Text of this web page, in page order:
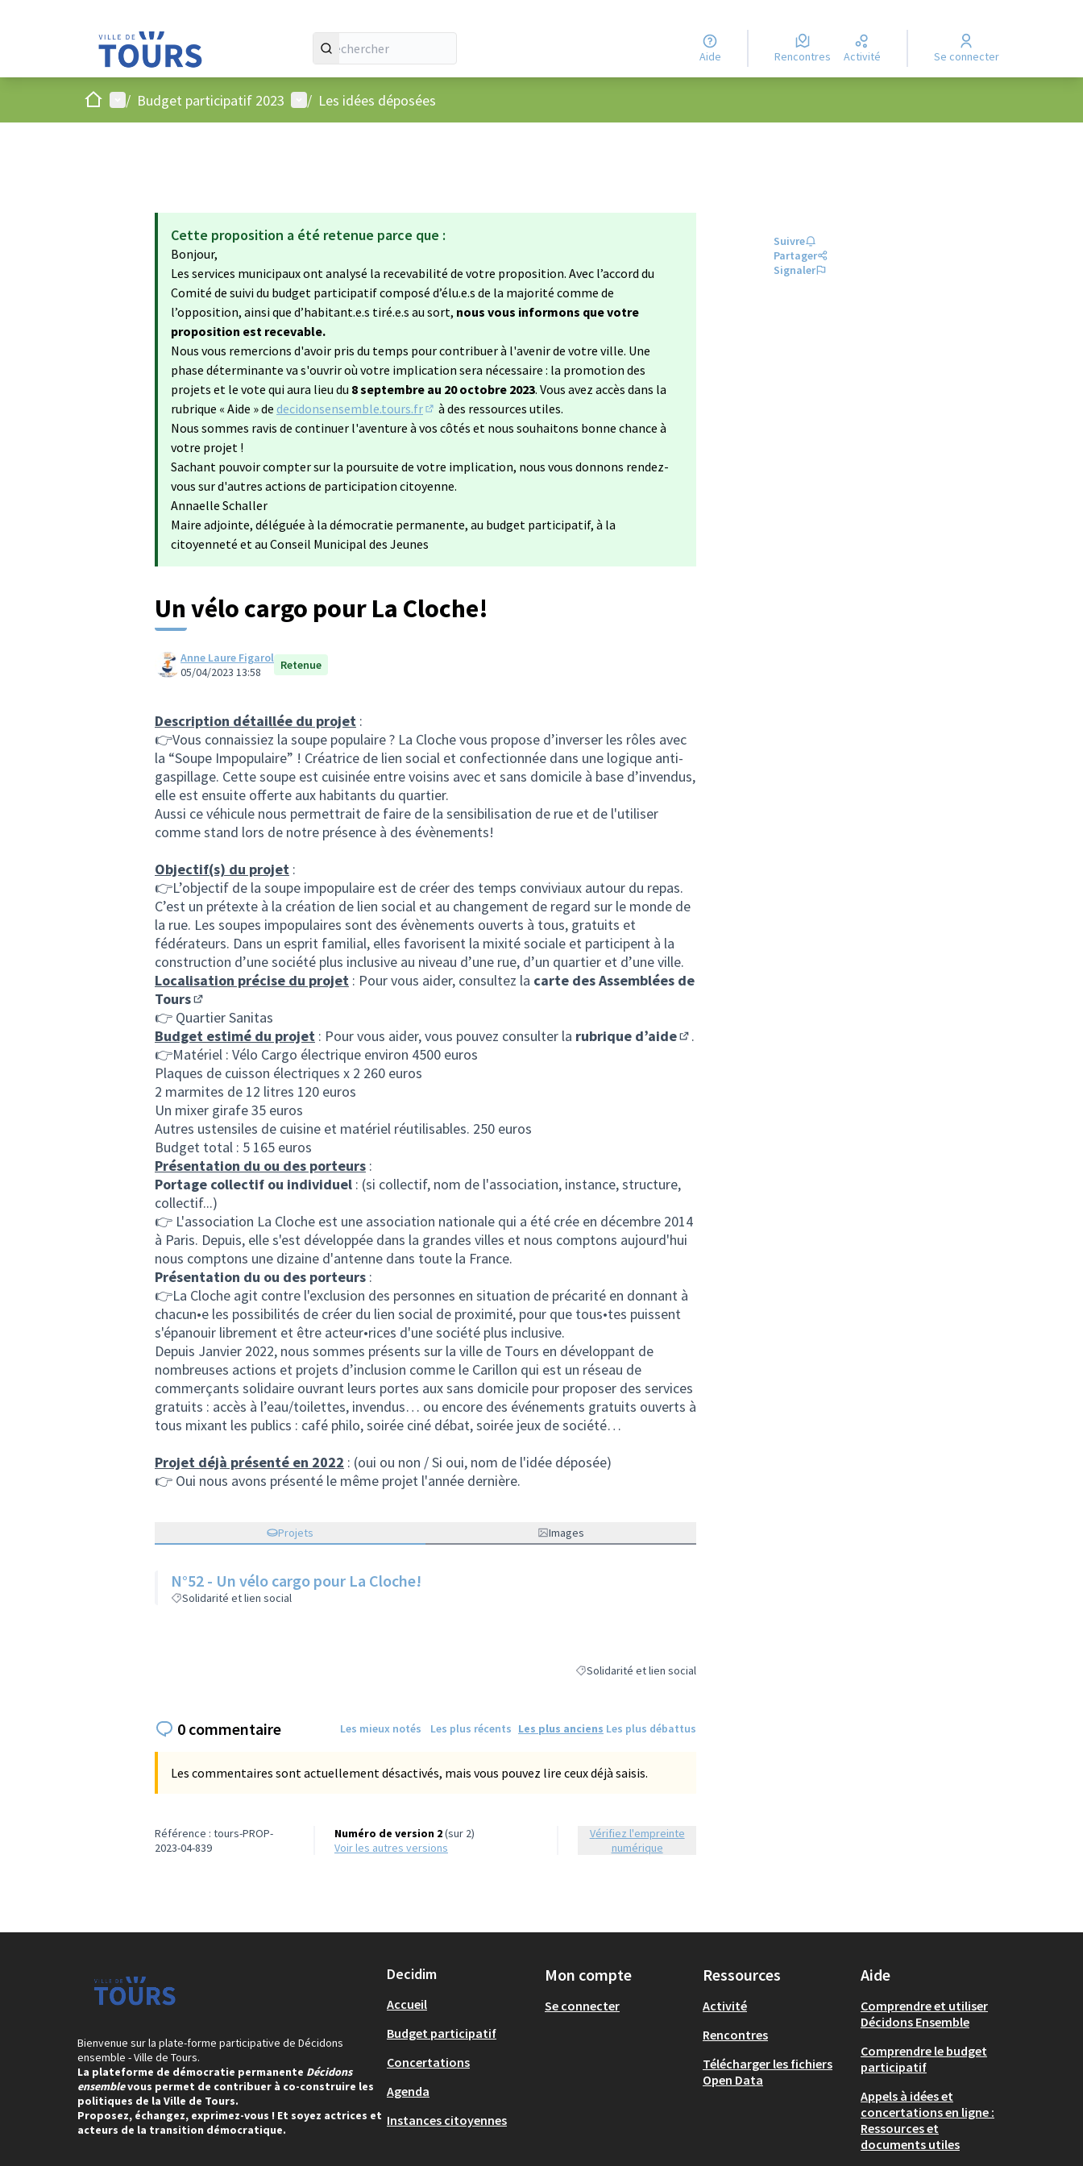
Aide Rencontres Activité Se connecter
AccueilMenu principal
/ Budget participatif 2023 Menu utilisateur
/ Les idées déposées
Cette proposition a été retenue parce que :
Bonjour,
Les services municipaux ont analysé la recevabilité de votre proposition. Avec l’accord du
Comité de suivi du budget participatif composé d’élu.e.s de la majorité comme de
l’opposition, ainsi que d’habitant.e.s tiré.e.s au sort, nous vous informons que votre
proposition est recevable.
Nous vous remercions d'avoir pris du temps pour contribuer à l'avenir de votre ville. Une
phase déterminante va s'ouvrir où votre implication sera nécessaire : la promotion des
projets et le vote qui aura lieu du 8 septembre au 20 octobre 2023. Vous avez accès dans la
rubrique « Aide » de decidonsensemble.tours.fr
(S'ouvre dans un nouvel onglet)
à des ressources utiles.
Nous sommes ravis de continuer l'aventure à vos côtés et nous souhaitons bonne chance à
votre projet !
Sachant pouvoir compter sur la poursuite de votre implication, nous vous donnons rendez-
vous sur d'autres actions de participation citoyenne.
Annaelle Schaller
Maire adjointe, déléguée à la démocratie permanente, au budget participatif, à la
citoyenneté et au Conseil Municipal des Jeunes
Un vélo cargo pour La Cloche!
Anne Laure Figarol
05/04/2023 13:58
Retenue
Description détaillée du projet :
👉Vous connaissiez la soupe populaire ? La Cloche vous propose d’inverser les rôles avec
la “Soupe Impopulaire” ! Créatrice de lien social et confectionnée dans une logique anti-
gaspillage. Cette soupe est cuisinée entre voisins avec et sans domicile à base d’invendus,
elle est ensuite offerte aux habitants du quartier.
Aussi ce véhicule nous permettrait de faire de la sensibilisation de rue et de l'utiliser
comme stand lors de notre présence à des évènements!
Objectif(s) du projet :
👉L’objectif de la soupe impopulaire est de créer des temps conviviaux autour du repas.
C’est un prétexte à la création de lien social et au changement de regard sur le monde de
la rue. Les soupes impopulaires sont des évènements ouverts à tous, gratuits et
fédérateurs. Dans un esprit familial, elles favorisent la mixité sociale et participent à la
construction d’une société plus inclusive au niveau d’une rue, d’un quartier et d’une ville.
Localisation précise du projet : Pour vous aider, consultez la carte des Assemblées de
Tours
(S'ouvre dans un nouvel onglet)
👉 Quartier Sanitas
Budget estimé du projet : Pour vous aider, vous pouvez consulter la rubrique d’aide
.
👉Matériel : Vélo Cargo électrique environ 4500 euros
Plaques de cuisson électriques x 2 260 euros
2 marmites de 12 litres 120 euros
Un mixer girafe 35 euros
Autres ustensiles de cuisine et matériel réutilisables. 250 euros
Budget total : 5 165 euros
Présentation du ou des porteurs :
Portage collectif ou individuel : (si collectif, nom de l'association, instance, structure,
collectif...)
👉 L'association La Cloche est une association nationale qui a été crée en décembre 2014
à Paris. Depuis, elle s'est développée dans la grandes villes et nous comptons aujourd'hui
nous comptons une dizaine d'antenne dans toute la France.
Présentation du ou des porteurs :
👉La Cloche agit contre l'exclusion des personnes en situation de précarité en donnant à
chacun•e les possibilités de créer du lien social de proximité, pour que tous•tes puissent
s'épanouir librement et être acteur•rices d'une société plus inclusive.
Depuis Janvier 2022, nous sommes présents sur la ville de Tours en développant de
nombreuses actions et projets d’inclusion comme le Carillon qui est un réseau de
commerçants solidaire ouvrant leurs portes aux sans domicile pour proposer des services
gratuits : accès à l’eau/toilettes, invendus… ou encore des événements gratuits ouverts à
tous mixant les publics : café philo, soirée ciné débat, soirée jeux de société…
Projet déjà présenté en 2022 : (oui ou non / Si oui, nom de l'idée déposée)
👉 Oui nous avons présenté le même projet l'année dernière.
Projets Images
N°52 - Un vélo cargo pour La Cloche!
Solidarité et lien social
Filtrer les résultats de la catégorie : Solidarité et lien social
Solidarité et lien social
Suivre
Partager
Signaler
0 commentaire Les mieux notés Les plus récents Les plus anciens Les plus débattus
Les commentaires sont actuellement désactivés, mais vous pouvez lire ceux déjà saisis.
Référence : tours-PROP-
2023-04-839
Numéro de version 2(sur 2)
voir les autres versions
Vérifiez l'empreinte
numérique
Bienvenue sur la plate-forme participative de Décidons
ensemble - Ville de Tours.
La plateforme de démocratie permanente Décidons
ensemblevous permet de contribuer à co-construire les
politiques de la Ville de Tours.
Proposez, échangez, exprimez-vous ! Et soyez actrices et
acteurs de la transition démocratique.
Decidim
Accueil
Budget participatif
Concertations
Agenda
Instances citoyennes
Mon compte
Se connecter
Ressources
Activité
Rencontres
Télécharger les fichiers
Open Data
Aide
Comprendre et utiliser
Décidons Ensemble
Comprendre le budget
participatif
Appels à idées et
concertations en ligne :
Ressources et
documents utiles